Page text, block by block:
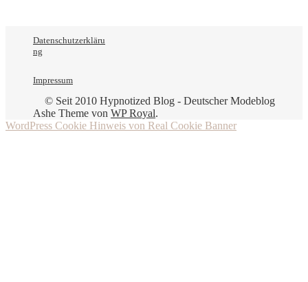
Datenschutzerkläru
ng
Impressum
© Seit 2010 Hypnotized Blog - Deutscher Modeblog
Ashe Theme von WP Royal.
WordPress Cookie Hinweis von Real Cookie Banner